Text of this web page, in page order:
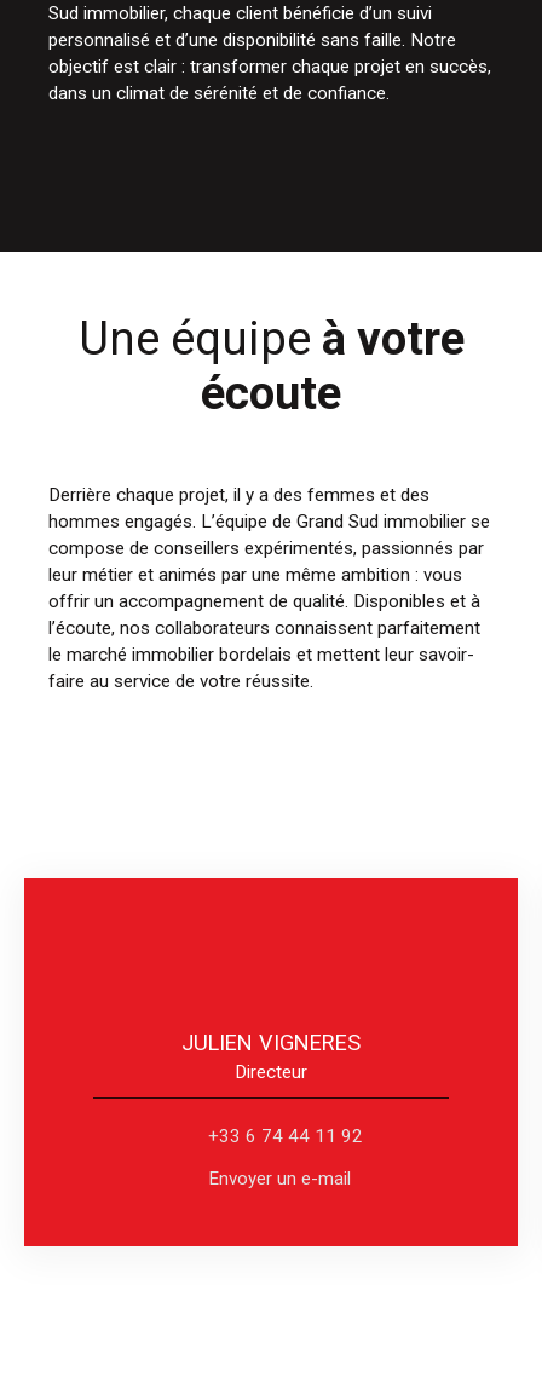
Sud immobilier, chaque client bénéficie d’un suivi
personnalisé et d’une disponibilité sans faille. Notre
objectif est clair : transformer chaque projet en succès,
dans un climat de sérénité et de confiance.
Une équipe à votre
écoute
Derrière chaque projet, il y a des femmes et des
hommes engagés. L’équipe de Grand Sud immobilier se
compose de conseillers expérimentés, passionnés par
leur métier et animés par une même ambition : vous
offrir un accompagnement de qualité. Disponibles et à
l’écoute, nos collaborateurs connaissent parfaitement
le marché immobilier bordelais et mettent leur savoir-
faire au service de votre réussite.
JULIEN VIGNERES
Directeur
+33 6 74 44 11 92
Envoyer un e-mail